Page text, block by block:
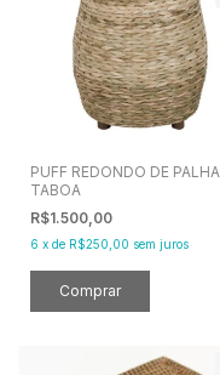
PUFF REDONDO DE PALHA
TABOA
R$1.500,00
6 x de R$250,00 sem juros